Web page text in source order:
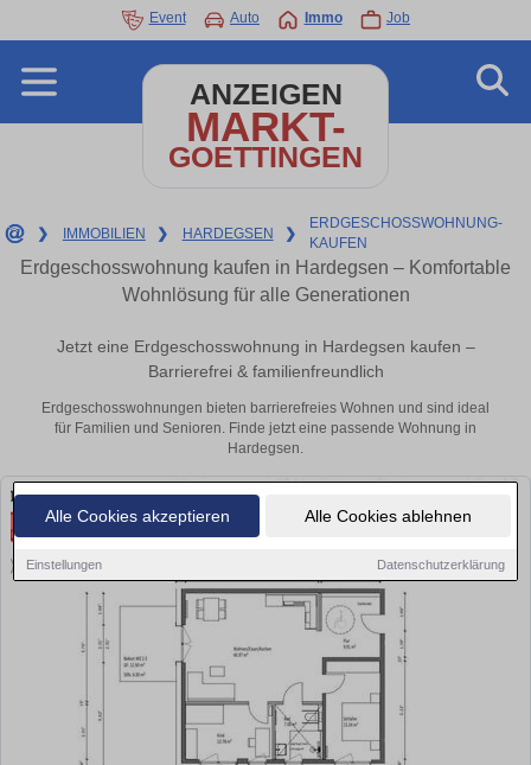
Alle Cookies akzeptieren Alle Cookies ablehnen
Einstellungen Datenschutzerklärung
Event Auto Immo Job
ANZEIGEN
MARKT-
GOETTINGEN
❯ IMMOBILIEN ❯ HARDEGSEN ❯
ERDGESCHOSSWOHNUNG-
KAUFEN
Erdgeschosswohnung kaufen in Hardegsen – Komfortable
Wohnlösung für alle Generationen
Jetzt eine Erdgeschosswohnung in Hardegsen kaufen –
Barrierefrei & familienfreundlich
Erdgeschosswohnungen bieten barrierefreies Wohnen und sind ideal
für Familien und Senioren. Finde jetzt eine passende Wohnung in
Hardegsen.